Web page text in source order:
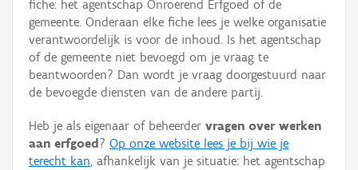
Thema
Gebeurtenis
Persoon of collectief
Hergebruik
fiche: het agentschap Onroerend Erfgoed of de
gemeente. Onderaan elke fiche lees je welke organisatie
verantwoordelijk is voor de inhoud. Is het agentschap
of de gemeente niet bevoegd om je vraag te
beantwoorden? Dan wordt je vraag doorgestuurd naar
de bevoegde diensten van de andere partij.
Heb je als eigenaar of beheerder vragen over werken
aan erfgoed ? Op onze website lees je bij wie je
terecht kan, afhankelijk van je situatie: het agentschap